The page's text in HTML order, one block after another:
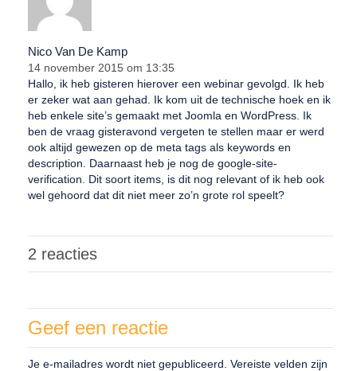
Nico Van De Kamp
14 november 2015 om 13:35
Hallo, ik heb gisteren hierover een webinar gevolgd. Ik heb
er zeker wat aan gehad. Ik kom uit de technische hoek en ik
heb enkele site’s gemaakt met Joomla en WordPress. Ik
ben de vraag gisteravond vergeten te stellen maar er werd
ook altijd gewezen op de meta tags als keywords en
description. Daarnaast heb je nog de google-site-
verification. Dit soort items, is dit nog relevant of ik heb ook
wel gehoord dat dit niet meer zo’n grote rol speelt?
2 reacties
Geef een reactie
Je e-mailadres wordt niet gepubliceerd. Vereiste velden zijn